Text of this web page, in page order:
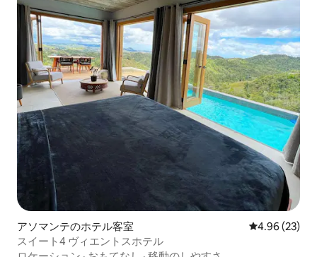
アソマンテのホテル客室 レビュー23
4.96 (23)
スイート4 ヴィエントスホテル